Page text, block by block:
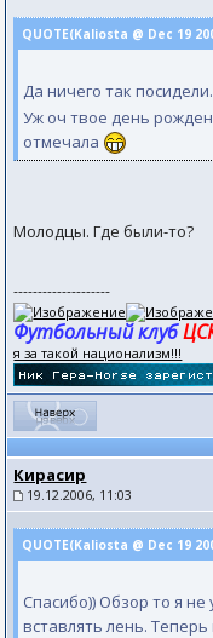
QUOTE(Kaliosta @ Dec 19
Да ничего так
Уж оч твое день
отмечала
Молодцы. Где были-то?
--------------------
Футбольный клуб
я за такой национализм!!!
Кирасир
19.12.2006, 11:03
QUOTE(Kaliosta @ Dec 19
Спасибо)) Обзор то я не
вставлять лень.